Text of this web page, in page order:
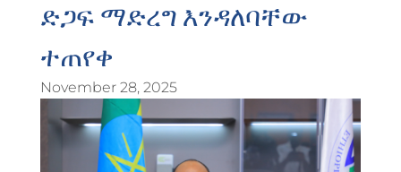
ድጋፍ ማድረግ እንዳለባቸው
ተጠየቀ
November 28, 2025